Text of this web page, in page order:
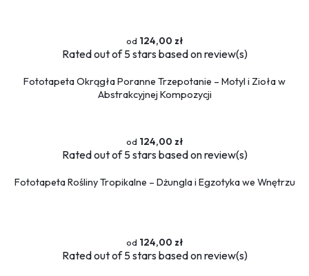
Flamingi
124,00 zł
Ratedout of 5 stars based onreview(s)
Fototapeta Okrągła Poranne Trzepotanie – Motyl i Zioła w
Abstrakcyjnej Kompozycji
124,00 zł
Ratedout of 5 stars based onreview(s)
Fototapeta Rośliny Tropikalne – Dżungla i Egzotyka we Wnętrzu
124,00 zł
Ratedout of 5 stars based onreview(s)